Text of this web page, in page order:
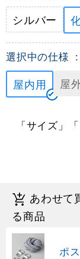
シルバー
選択中の仕様
屋内用 屋
「サイズ」
あわせて
る商品
ポ